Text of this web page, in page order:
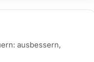
ausbessern,